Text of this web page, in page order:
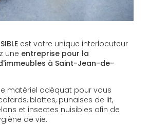
est votre unique interlocuteur
une entreprise pour la
à Saint-Jean-de-
matériel adéquat pour vous
blattes, punaises de lit,
et insectes nuisibles afin de
de vie.